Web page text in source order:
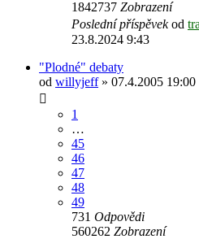
1842737 Zobrazení
Poslední příspěvekod
23.8.2024 9:43
"Plodné" debaty
od willyjeff» 07.4.2005 19:00
1
…
45
46
47
48
49
731 Odpovědi
560262 Zobrazení